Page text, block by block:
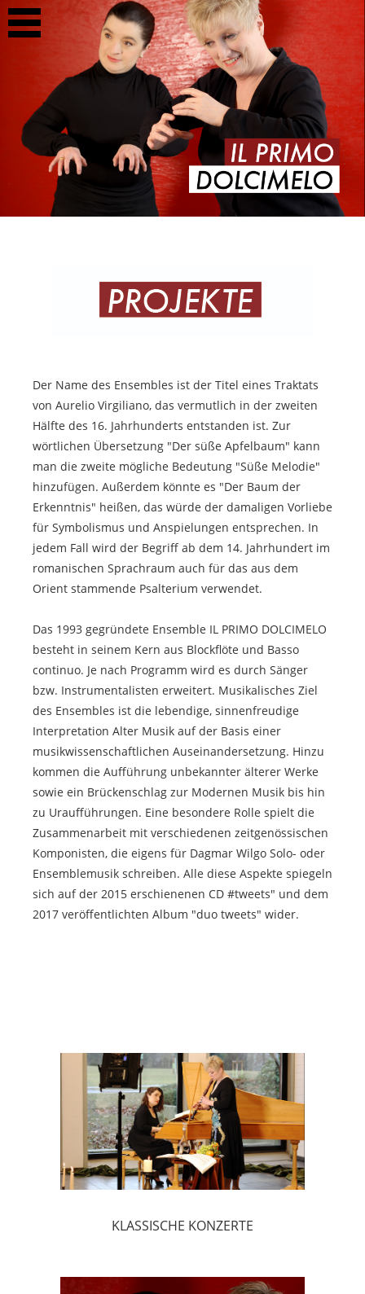
Der Name des Ensembles ist der Titel eines Traktats
von Aurelio Virgiliano, das vermutlich in der zweiten
Hälfte des 16. Jahrhunderts entstanden ist. Zur
wörtlichen Übersetzung "Der süße Apfelbaum" kann
man die zweite mögliche Bedeutung "Süße Melodie"
hinzufügen. Außerdem könnte es "Der Baum der
Erkenntnis" heißen, das würde der damaligen Vorliebe
für Symbolismus und Anspielungen entsprechen. In
jedem Fall wird der Begriff ab dem 14. Jahrhundert im
romanischen Sprachraum auch für das aus dem
Orient stammende Psalterium verwendet.
Das 1993 gegründete Ensemble IL PRIMO DOLCIMELO
besteht in seinem Kern aus Blockflöte und Basso
continuo. Je nach Programm wird es durch Sänger
bzw. Instrumentalisten erweitert. Musikalisches Ziel
des Ensembles ist die lebendige, sinnenfreudige
Interpretation Alter Musik auf der Basis einer
musikwissenschaftlichen Auseinandersetzung. Hinzu
kommen die Aufführung unbekannter älterer Werke
sowie ein Brückenschlag zur Modernen Musik bis hin
zu Uraufführungen. Eine besondere Rolle spielt die
Zusammenarbeit mit verschiedenen zeitgenössischen
Komponisten, die eigens für Dagmar Wilgo Solo- oder
Ensemblemusik schreiben. Alle diese Aspekte spiegeln
sich auf der 2015 erschienenen CD #tweets" und dem
2017 veröffentlichten Album "duo tweets" wider.
KLASSISCHE KONZERTE